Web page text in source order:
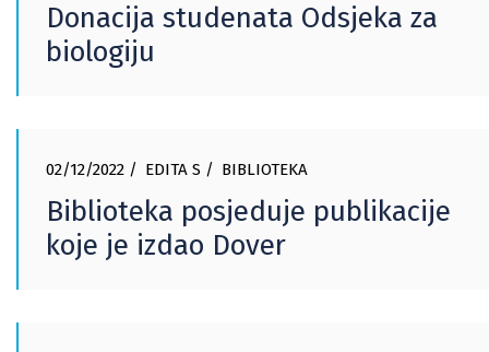
Donacija studenata Odsjeka za
biologiju
02/12/2022 EDITA S BIBLIOTEKA
Biblioteka posjeduje publikacije
koje je izdao Dover